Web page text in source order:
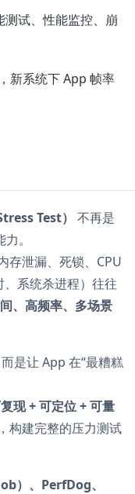
测试、性能监控、崩
新系统下 App 帧率
Test） 不再是
。
存泄漏、死锁、CPU
系统杀进程）往往
、高频率、多场景
是让 App 在“最糟糕
现 + 可定位 + 可量
构建完整的压力测试
）、PerfDog、